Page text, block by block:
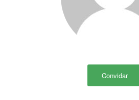
Convidar